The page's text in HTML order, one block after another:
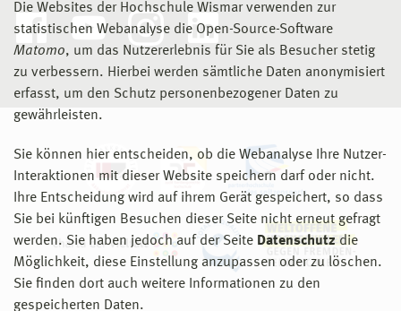
Die Websites der Hochschule Wismar verwenden zur
statistischen Webanalyse die Open-Source-Software
Matomo, um das Nutzererlebnis für Sie als Besucher stetig
zu verbessern. Hierbei werden sämtliche Daten anonymisiert
erfasst, um den Schutz personenbezogener Daten zu
gewährleisten.
Sie können hier entscheiden, ob die Webanalyse Ihre Nutzer-
Interaktionen mit dieser Website speichern darf oder nicht.
Ihre Entscheidung wird auf ihrem Gerät gespeichert, so dass
Sie bei künftigen Besuchen dieser Seite nicht erneut gefragt
werden. Sie haben jedoch auf der Seite Datenschutz die
Möglichkeit, diese Einstellung anzupassen oder zu löschen.
Sie finden dort auch weitere Informationen zu den
gespeicherten Daten.